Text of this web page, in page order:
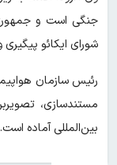
جنگی است و
شورای ایکائو
رئیس سازمان
مستندسازی،
بین‌المللی آماده است.